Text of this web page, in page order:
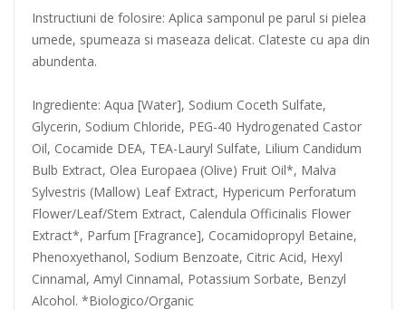
Instructiuni de folosire: Aplica samponul pe parul si pielea
umede, spumeaza si maseaza delicat. Clateste cu apa din
abundenta.
Ingrediente: Aqua [Water], Sodium Coceth Sulfate,
Glycerin, Sodium Chloride, PEG-40 Hydrogenated Castor
Oil, Cocamide DEA, TEA-Lauryl Sulfate, Lilium Candidum
Bulb Extract, Olea Europaea (Olive) Fruit Oil*, Malva
Sylvestris (Mallow) Leaf Extract, Hypericum Perforatum
Flower/Leaf/Stem Extract, Calendula Officinalis Flower
Extract*, Parfum [Fragrance], Cocamidopropyl Betaine,
Phenoxyethanol, Sodium Benzoate, Citric Acid, Hexyl
Cinnamal, Amyl Cinnamal, Potassium Sorbate, Benzyl
Alcohol. *Biologico/Organic